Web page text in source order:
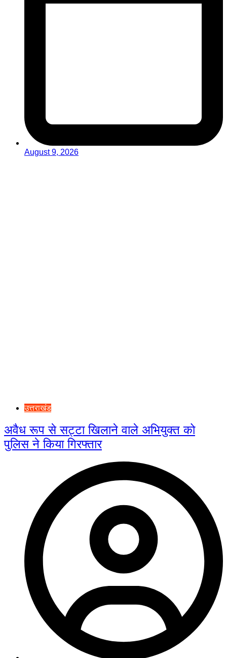
August 9, 2026
उत्तराखंड
अवैध रूप से सट्टा खिलाने वाले अभियुक्त को
पुलिस ने किया गिरफ्तार